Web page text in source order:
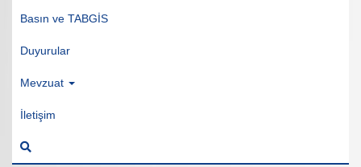
Basın ve TABGİS
Duyurular
Mevzuat
İletişim